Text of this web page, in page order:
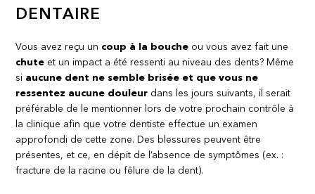
DENTAIRE
Vous avez reçu un coup à la bouche ou vous avez fait une
chute et un impact a été ressenti au niveau des dents? Même
si aucune dent ne semble brisée et que vous ne
ressentez aucune douleur dans les jours suivants, il serait
préférable de le mentionner lors de votre prochain contrôle à
la clinique afin que votre dentiste effectue un examen
approfondi de cette zone. Des blessures peuvent être
présentes, et ce, en dépit de l’absence de symptômes (ex. :
fracture de la racine ou fêlure de la dent).